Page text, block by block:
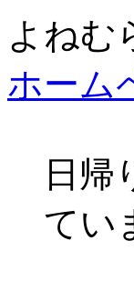
よねむ
ホーム
日帰
てい